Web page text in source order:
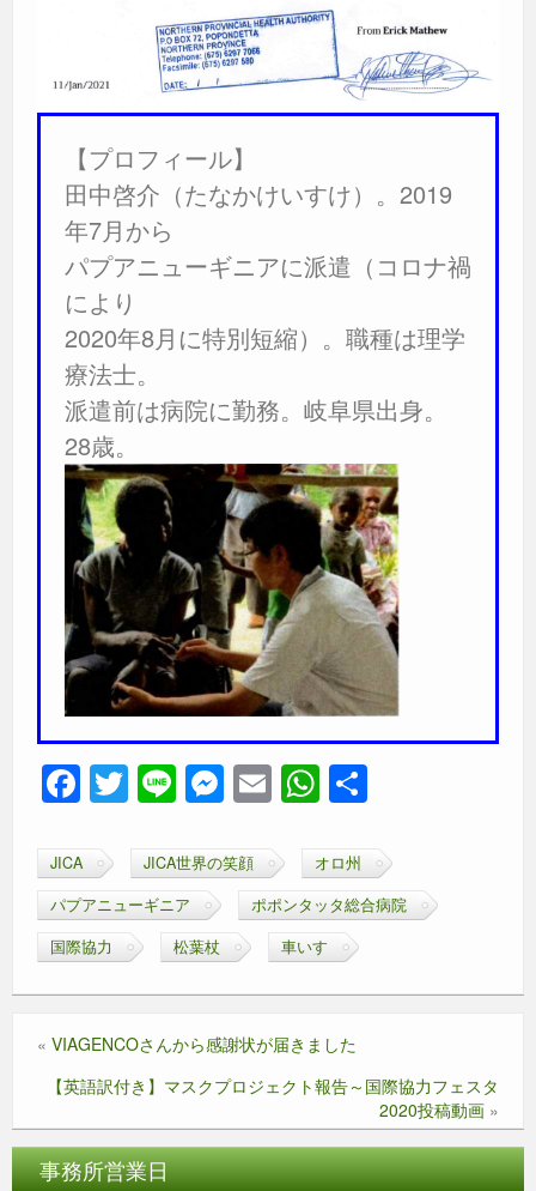
【プロフィール】
田中啓介（たなかけいすけ）。2019
年7月から
パプアニューギニアに派遣（コロナ禍
により
2020年8月に特別短縮）。職種は理学
療法士。
派遣前は病院に勤務。岐阜県出身。
28歳。
F
c
e
b
o
o
k
T
tt
er
Li
e
M
ss
n
g
er
E
ail
W
at
s
A
p
p
JICA JICA世界の笑顔
オロ州
パプアニューギニア
ポポンタッタ総合病院
国際協力
松葉杖 車いす
« VIAGENCOさんから感謝状が届きました
【英語訳付き】マスクプロジェクト報告～国際協力フェスタ
2020投稿動画 »
事務所営業日